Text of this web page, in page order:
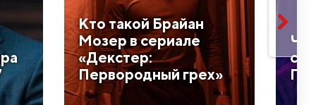
​Кто такой Брайан
Мозер в сериале
«Декстер:
Первородный грех»